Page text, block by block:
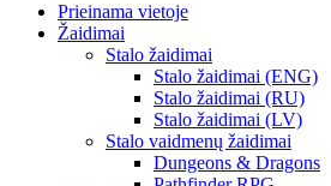
Prieinama vietoje
Žaidimai
Stalo žaidimai
Stalo žaidimai (ENG)
Stalo žaidimai (RU)
Stalo žaidimai (LV)
Stalo vaidmenų žaidimai
Dungeons & Dragons